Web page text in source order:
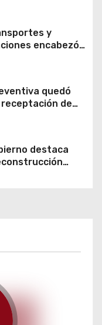
y
encabezó
coordinación
cables en
quedó
de
en $1.600
destaca
la inversión